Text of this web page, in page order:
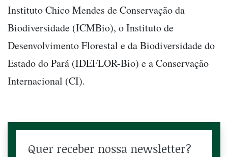
Instituto Chico Mendes de Conservação da
Biodiversidade (ICMBio), o Instituto de
Desenvolvimento Florestal e da Biodiversidade do
Estado do Pará (IDEFLOR-Bio) e a Conservação
Internacional (CI).
Quer receber nossa newsletter?